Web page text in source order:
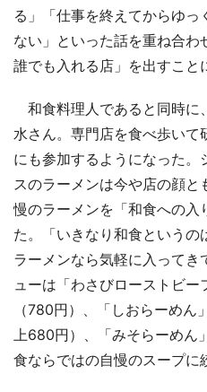
る」「仕事を終えてからゆ
ない」といった話を重ね合わ
誰でも入れる店」を出すこと
和食料理人であると同時に
水さん。専門店を食べ歩いて
にも参加するようになった
スのラーメンは今や店の顔
慢のラーメンを「和食への入
た。「いきなり和食というの
ラーメンなら気軽に入ってき
ューは「わさびローストビー
（780円）、「しおらーめん
上680円）、「みそらーめ
食ならではの自慢のスープに